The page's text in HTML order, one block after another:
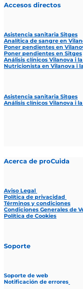
Accesos directos
Asistencia sanitaria Sitges
Analítica de sangre en
Poner pendientes en
Poner pendientes en Sitges
Análisis clínicos Vilanova i
Nutricionista en Vilanova i
Asistencia sanitaria Sitges
Análisis clínicos Vilanova i
Acerca de proCuida
Aviso Legal
Política de privacidad
Términos y condiciones
Condiciones Generales de
Política de Cookies
Soporte
Soporte de web
Notificación de errores